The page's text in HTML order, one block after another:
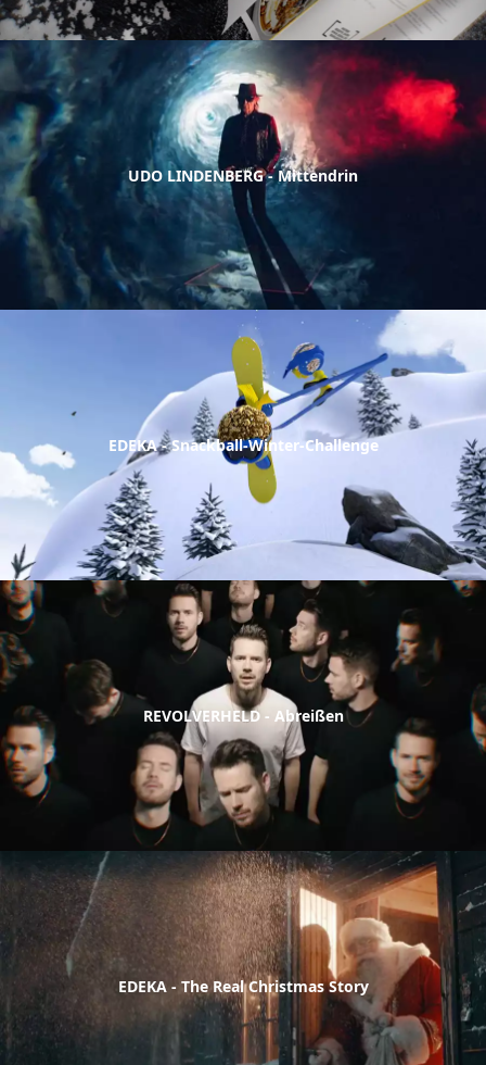
UDO LINDENBERG - Mittendrin
EDEKA - Snackball-Winter-Challenge
REVOLVERHELD - Abreißen
EDEKA - The Real Christmas Story